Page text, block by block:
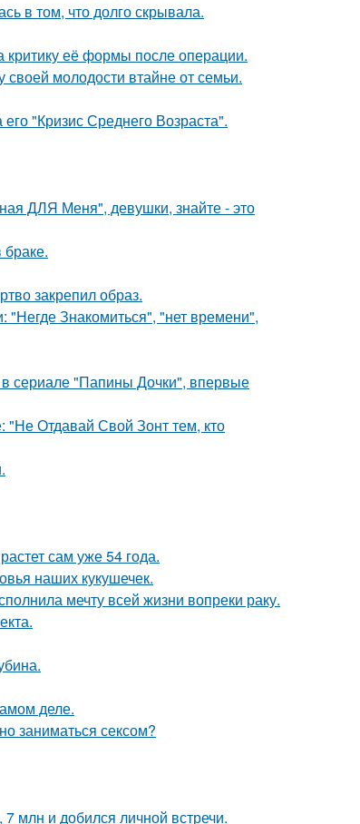
в том, что долго скрывала.
критику её формы после операции.
молодости втайне от семьи.
"Кризис Среднего Возраста".
ДЛЯ Меня", девушки, знайте - это
закрепил образ.
Знакомиться", "нет времени",
сериале "Папины Дочки", впервые
"Не Отдавай Свой Зонт тем, кто
сам уже 54 года.
наших кукушечек.
мечту всей жизни вопреки раку.
деле.
заниматься сексом?
млн и добился личной встречи.